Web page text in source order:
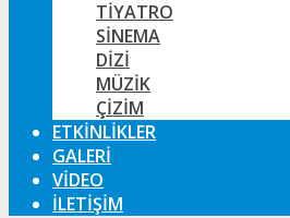
TIYATRO
SINEMA
DIZI
MÜZIK
ÇIZIM
ETKINLIKLER
GALERI
VIDEO
İLETIŞIM